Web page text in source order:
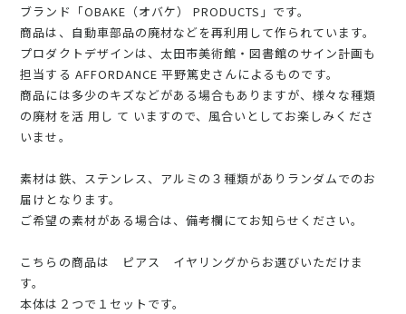
ブランド「OBAKE（オバケ） PRODUCTS」です。
商品は、自動車部品の廃材などを再利用して作られています。
プロダクトデザインは、太田市美術館・図書館のサイン計画も
担当する AFFORDANCE 平野篤史さんによるものです。
商品には多少のキズなどがある場合もありますが、様々な種類
の廃材を活 用し て いますので、風合いとしてお楽しみくださ
いませ。
素材は鉄、ステンレス、アルミの３種類がありランダムでのお
届けとなります。
ご希望の素材がある場合は、備考欄にてお知らせください。
こちらの商品は ピアス イヤリングからお選びいただけま
す。
本体は２つで１セットです。